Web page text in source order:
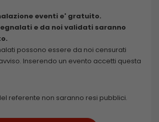
eventi e' gratuito.
e da noi validati saranno
possono essere da noi censurati
Inserendo un evento accetti questa
referente non saranno resi pubblici.